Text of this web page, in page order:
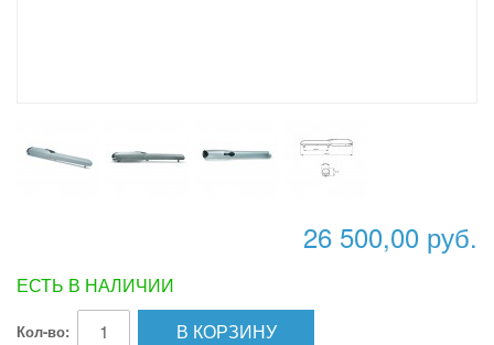
26 500,00 руб.
ЕСТЬ В НАЛИЧИИ
Кол-во: В КОРЗИНУ